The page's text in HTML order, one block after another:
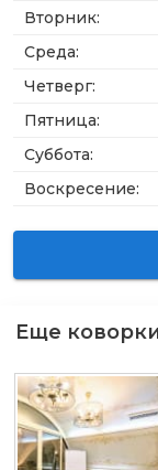
Вторник:
Среда:
Четверг:
Пятница:
Суббота:
Воскресение:
Еще